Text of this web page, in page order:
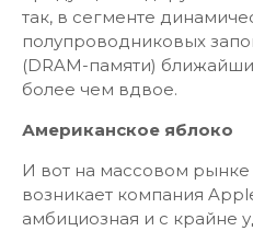
так, в сегменте
полупроводниковых
(DRAM-памяти)
более чем вдвое.
Американское яблоко
И вот на массовом
возникает компания
амбициозная и с крайне